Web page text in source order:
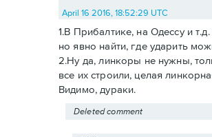
April 16 2016, 18:52:29 UTC
1.В Прибалтике, на Одессу и
но явно найти, где ударить
2.Ну да, линкоры не нужны,
все их строили, целая
Видимо, дураки.
Deleted comment